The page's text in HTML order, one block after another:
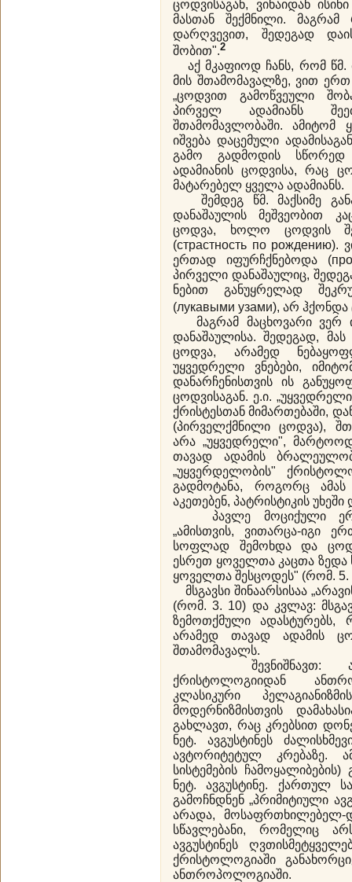
ცოდვისაგან, ვინაიდან
მასთან შექმნილი. მაგრამ
დარღვევით, შედეგად
შობით".2
აქ მკაფიოდ ჩანს, რომ წმ.
მის შთამომავალზე, ვით
„ცოდვით გამოწვეული
პირველ ადამიანს
შთამომავლობაში. ამიტომ
იშვება დაცემული
გამო გადმოდის
ადამიანის ცოდვისა, რაც
მატარებელ ყველა ადამიანს.
შემდეგ წმ. მაქსიმე
დანაშაულის მეშვეობით
ცოდვა, ხოლო ცოდვის
(страстность по рождению).
ერთად იფურჩქნებოდა
პირველი დანაშაულიც,
ნებით განუყრელად
(лукавыми узами), არ ჰქონდა
მაგრამ მაცხოვარი ვერ
დანაშაულისა. შედეგად,
ცოდვა, არამედ
უყვედრელი ვნებები,
დანარჩენისთვის ის
ცოდვისაგან. ე.ი.
ქრისტესთან მიმართებაში,
(პირველქმნილი ცოდვა),
არა „უყვედრელი",
თავად ადამის
„უყვერდელობის"
გადმოტანა, როგორც ამას
აკეთებენ, პატრისტიკის უხეში
პავლე მოციქული
„ამისთვის, ვითარცა-იგი
სოფლად შემოხდა და
ესრეთ ყოველთა კაცთა
ყოველთა შესცოდეს" (რომ. 5.
მსგავსი შინაარსისაა
(რომ. 3. 10) და კვლავ:
ზემოთქმული
არამედ თავად ადამის
შთამომავალს.
შევნიშნავთ:
ქრისტოლოგიიდან
კლასიკური
მოდერნიზმისთვის
გახლავთ, რაც კრებსით
ნეტ. ავგუსტინეს
ავტორიტეტულ კრებაზე.
სისტემების
ნეტ. ავგუსტინე. ქართულ
გამოჩნდნენ „პრიმიტიული
არადა, მოსაფრთხილებელ-
სწავლებანი, რომელიც
ავგუსტინეს
ქრისტოლოგიაში
ანთროპოლოგიაში.